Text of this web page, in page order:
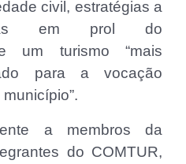
civil, estratégias a
em prol do
um turismo “mais
para a vocação
a membros da
do COMTUR,